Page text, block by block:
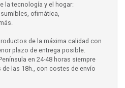
la tecnología y el hogar:
ofimática,
de la máxima calidad con
plazo de entrega posible.
en 24-48 horas siempre
las 18h., con costes de envío